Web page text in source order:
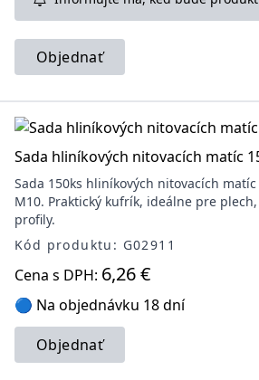
Objednať
Sada hliníkových nitovacích matíc
Sada 150ks hliníkových nitovacích
M10. Praktický kufrík, ideálne pre
profily.
Kód produktu: G02911
Cena s DPH: 6,26 €
🔵 Na objednávku 18 dní
Objednať